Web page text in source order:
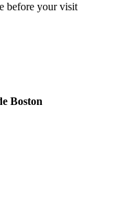
before your visit
Boston